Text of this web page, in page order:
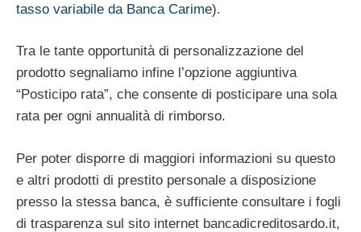
tasso variabile da Banca Carime).
Tra le tante opportunità di personalizzazione del
prodotto segnaliamo infine l’opzione aggiuntiva
“Posticipo rata”, che consente di posticipare una sola
rata per ogni annualità di rimborso.
Per poter disporre di maggiori informazioni su questo
e altri prodotti di prestito personale a disposizione
presso la stessa banca, è sufficiente consultare i fogli
di trasparenza sul sito internet bancadicreditosardo.it,